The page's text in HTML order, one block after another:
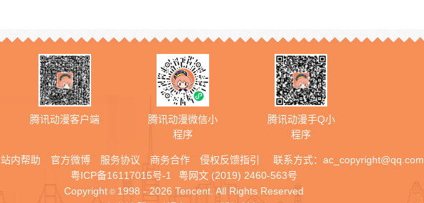
腾讯动漫客户端
腾讯动漫微信小
程序
腾讯动漫手Q小
程序
站内帮助 官方微博 服务协议 商务合作 侵权反馈指引 联系方式： ac_copyright@qq.com
粤ICP备16117015号-1
粤网文 (2019) 2460-563号
Copyright © 1998 - 2026 Tencent. All Rights Reserved